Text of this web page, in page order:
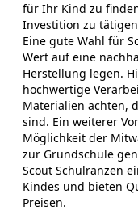
für Ihr Kind zu
Investition zu
Eine gute Wahl für
Wert auf eine
Herstellung legen.
hochwertige
Materialien achten,
sind. Ein weiterer
Möglichkeit der
zur Grundschule
Scout Schulranzen
Kindes und bieten
Preisen.